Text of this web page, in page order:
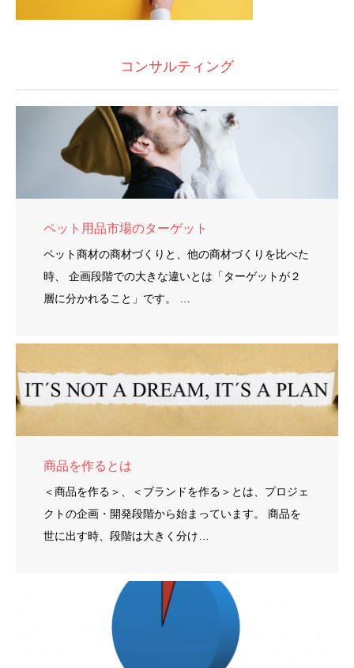
コンサルティング
ペット用品市場のターゲット
ペット商材の商材づくりと、他の商材づくりを比べた
時、 企画段階での大きな違いとは「ターゲットが２
商品を作るとは
＜商品を作る＞、＜ブランドを作る＞とは、プロジェ
クトの企画・開発段階から始まっています。 商品を
世に出す時、段階は大きく分け…